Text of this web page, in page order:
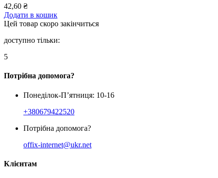
42,60 ₴
Додати в кошик
Цей товар скоро закінчиться
доступно тільки:
5
Потрібна допомога?
Понеділок-П’ятниця: 10-16
+380679422520
Потрібна допомога?
offix-internet@ukr.net
Клієнтам